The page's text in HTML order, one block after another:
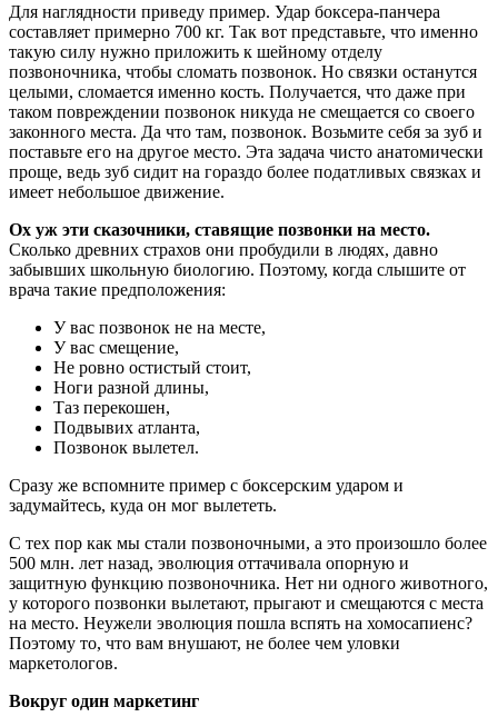
Для наглядности приведу пример. Удар боксера-панчера
составляет примерно 700 кг. Так вот представьте, что именно
такую силу нужно приложить к шейному отделу
позвоночника, чтобы сломать позвонок. Но связки останутся
целыми, сломается именно кость. Получается, что даже при
таком повреждении позвонок никуда не смещается со своего
законного места. Да что там, позвонок. Возьмите себя за зуб и
поставьте его на другое место. Эта задача чисто анатомически
проще, ведь зуб сидит на гораздо более податливых связках и
имеет небольшое движение.
Ох уж эти сказочники, ставящие позвонки на место.
Сколько древних страхов они пробудили в людях, давно
забывших школьную биологию. Поэтому, когда слышите от
врача такие предположения:
У вас позвонок не на месте,
У вас смещение,
Не ровно остистый стоит,
Ноги разной длины,
Таз перекошен,
Подвывих атланта,
Позвонок вылетел.
Сразу же вспомните пример с боксерским ударом и
задумайтесь, куда он мог вылететь.
С тех пор как мы стали позвоночными, а это произошло более
500 млн. лет назад, эволюция оттачивала опорную и
защитную функцию позвоночника. Нет ни одного животного,
у которого позвонки вылетают, прыгают и смещаются с места
на место. Неужели эволюция пошла вспять на хомосапиенс?
Поэтому то, что вам внушают, не более чем уловки
маркетологов.
Вокруг один маркетинг